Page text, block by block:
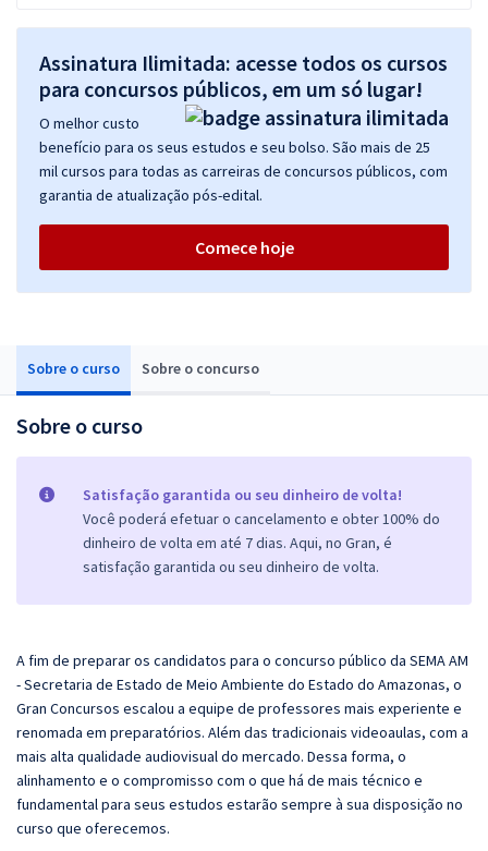
Sobre o curso Sobre o concurso
Sobre o curso
Satisfação garantida ou seu dinheiro de volta!
Você poderá efetuar o cancelamento e obter 100% do
dinheiro de volta em até 7 dias. Aqui, no Gran, é
satisfação garantida ou seu dinheiro de volta.
A fim de preparar os candidatos para o concurso público da SEMA AM
- Secretaria de Estado de Meio Ambiente do Estado do Amazonas, o
Gran Concursos escalou a equipe de professores mais experiente e
renomada em preparatórios. Além das tradicionais videoaulas, com a
mais alta qualidade audiovisual do mercado. Dessa forma, o
alinhamento e o compromisso com o que há de mais técnico e
fundamental para seus estudos estarão sempre à sua disposição no
curso que oferecemos.
Assinatura Ilimitada: acesse todos os cursos
para concursos públicos, em um só lugar!
O melhor custo
benefício para os seus estudos e seu bolso. São mais de 25
mil cursos para todas as carreiras de concursos públicos, com
garantia de atualização pós-edital.
Comece hoje